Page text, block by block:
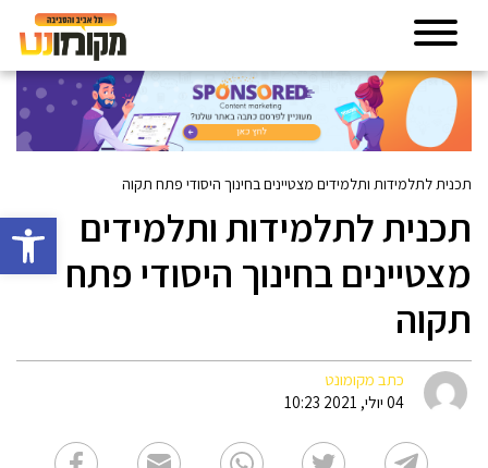
פתח
תכנית לתלמידות ותלמידים מצטיינים בחינוך היסודי פתח תקוה
תכנית לתלמידות ותלמידים
מצטיינים בחינוך היסודי פתח
תקוה
כתב מקומונט
04 יולי, 2021 10:23